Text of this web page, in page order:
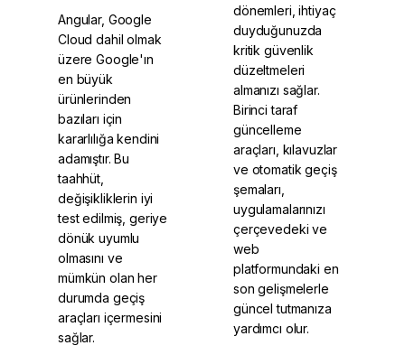
Angular, Google
Cloud dahil olmak
üzere Google'ın
en büyük
ürünlerinden
bazıları için
kararlılığa kendini
adamıştır. Bu
taahhüt,
değişikliklerin iyi
test edilmiş, geriye
dönük uyumlu
olmasını ve
mümkün olan her
durumda geçiş
araçları içermesini
sağlar.
dönemleri, ihtiyaç
duyduğunuzda
kritik güvenlik
düzeltmeleri
almanızı sağlar.
Birinci taraf
güncelleme
araçları, kılavuzlar
ve otomatik geçiş
şemaları,
uygulamalarınızı
çerçevedeki ve
web
platformundaki en
son gelişmelerle
güncel tutmanıza
yardımcı olur.